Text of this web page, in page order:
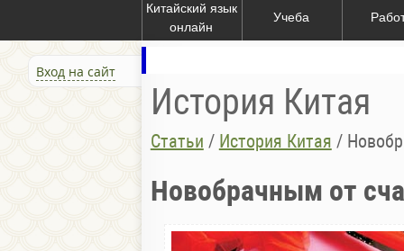
Китайский язык
онлайн
Учеба
Вход на сайт
История Китая
Статьи / История Китая /
Новобрачным от